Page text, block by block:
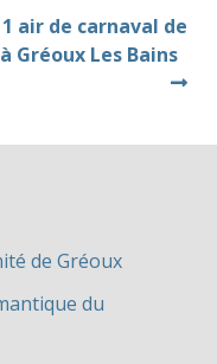
1 air de carnaval de
Gréoux Les Bains
de Gréoux
du